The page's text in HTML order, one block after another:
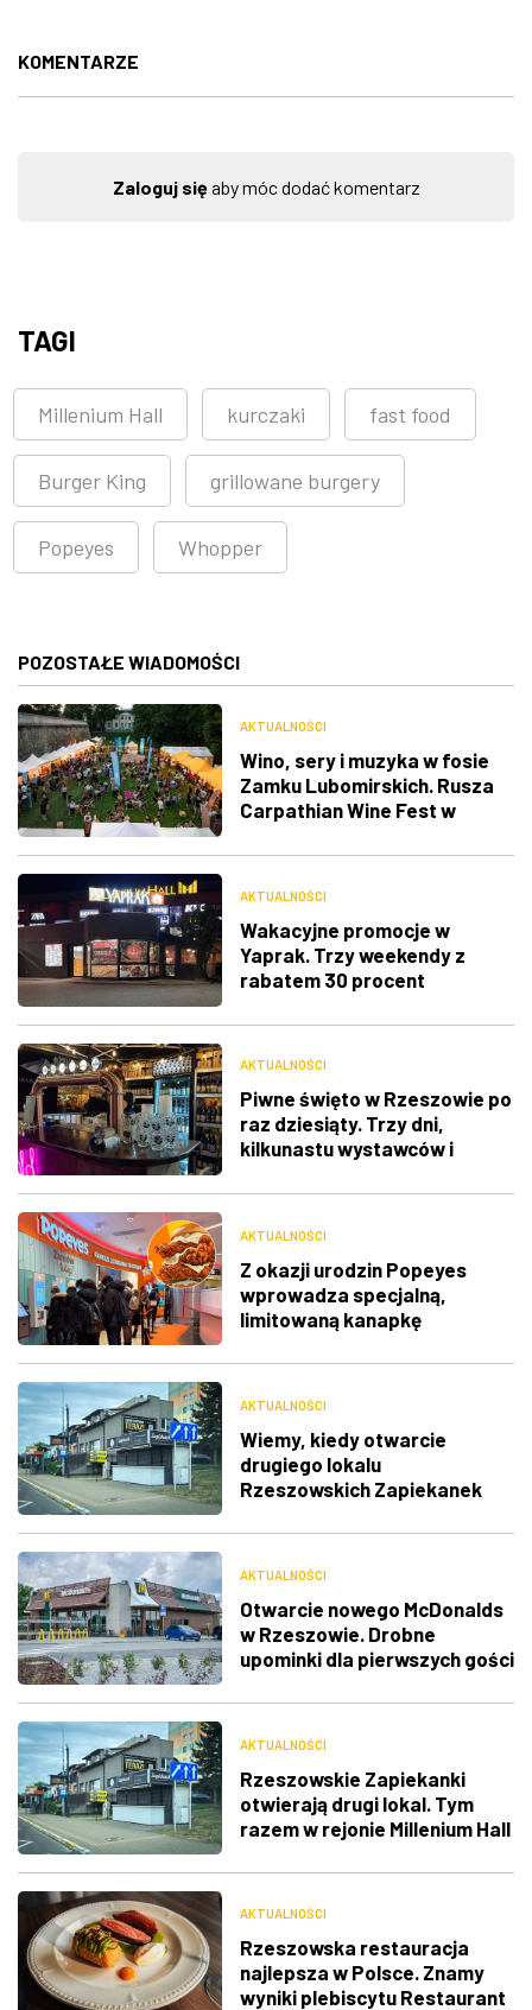
KOMENTARZE
Zaloguj sięaby móc dodać komentarz
TAGI
Millenium Hall kurczaki fast food
Burger King grillowane burgery
Popeyes Whopper
POZOSTAŁE WIADOMOŚCI
AKTUALNOŚCI
Wino, sery i muzyka w fosie
Zamku Lubomirskich. Rusza
Carpathian Wine Fest w
AKTUALNOŚCI
Wakacyjne promocje w
Yaprak. Trzy weekendy z
rabatem 30 procent
AKTUALNOŚCI
Piwne święto w Rzeszowie po
raz dziesiąty. Trzy dni,
kilkunastu wystawców i
AKTUALNOŚCI
Z okazji urodzin Popeyes
wprowadza specjalną,
limitowaną kanapkę
AKTUALNOŚCI
Wiemy, kiedy otwarcie
drugiego lokalu
Rzeszowskich Zapiekanek
AKTUALNOŚCI
Otwarcie nowego McDonalds
w Rzeszowie. Drobne
upominki dla pierwszych gości
AKTUALNOŚCI
Rzeszowskie Zapiekanki
otwierają drugi lokal. Tym
razem w rejonie Millenium Hall
AKTUALNOŚCI
Rzeszowska restauracja
najlepsza w Polsce. Znamy
wyniki plebiscytu Restaurant